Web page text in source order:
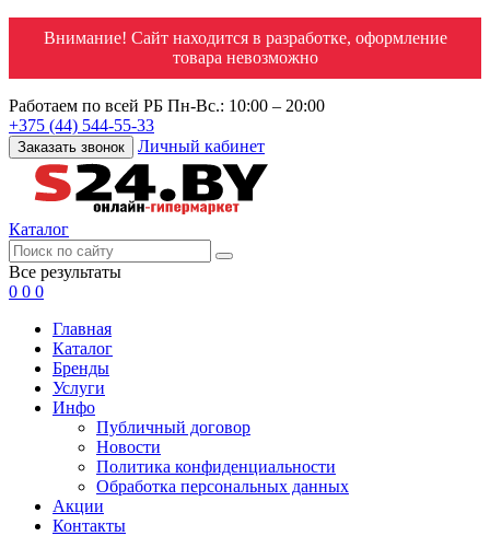
Внимание! Сайт находится в разработке, оформление
товара невозможно
Работаем по всей РБ Пн-Вс.: 10:00 – 20:00
+375 (44) 544-55-33
Заказать звонок Личный кабинет
Каталог
Все результаты
0 0 0
Главная
Каталог
Бренды
Услуги
Инфо
Публичный договор
Новости
Политика конфиденциальности
Обработка персональных данных
Акции
Контакты